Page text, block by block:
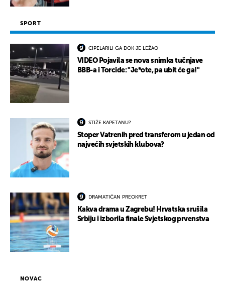
SPORT
CIPELARILI GA DOK JE LEŽAO
VIDEO Pojavila se nova snimka tučnjave
BBB-a i Torcide: "Je*ote, pa ubit će ga!"
STIŽE KAPETANU?
Stoper Vatrenih pred transferom u jedan od
najvećih svjetskih klubova?
DRAMATIČAN PREOKRET
Kakva drama u Zagrebu! Hrvatska srušila
Srbiju i izborila finale Svjetskog prvenstva
NOVAC